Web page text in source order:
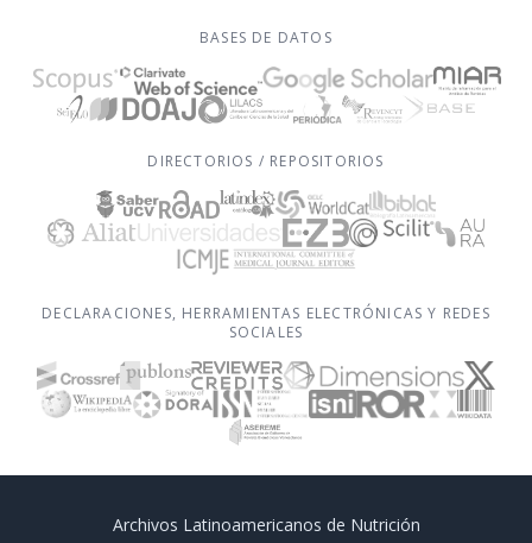
BASES DE DATOS
DIRECTORIOS / REPOSITORIOS
DECLARACIONES, HERRAMIENTAS ELECTRÓNICAS Y REDES
SOCIALES
Archivos Latinoamericanos de Nutrición